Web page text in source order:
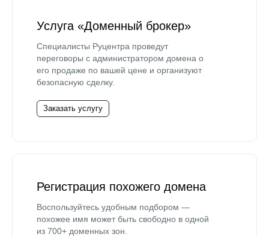
Услуга «Доменный брокер»
Специалисты Руцентра проведут
переговоры с администратором домена о
его продаже по вашей цене и организуют
безопасную сделку.
Заказать услугу
Регистрация похожего домена
Воспользуйтесь удобным подбором —
похожее имя может быть свободно в одной
из 700+ доменных зон.